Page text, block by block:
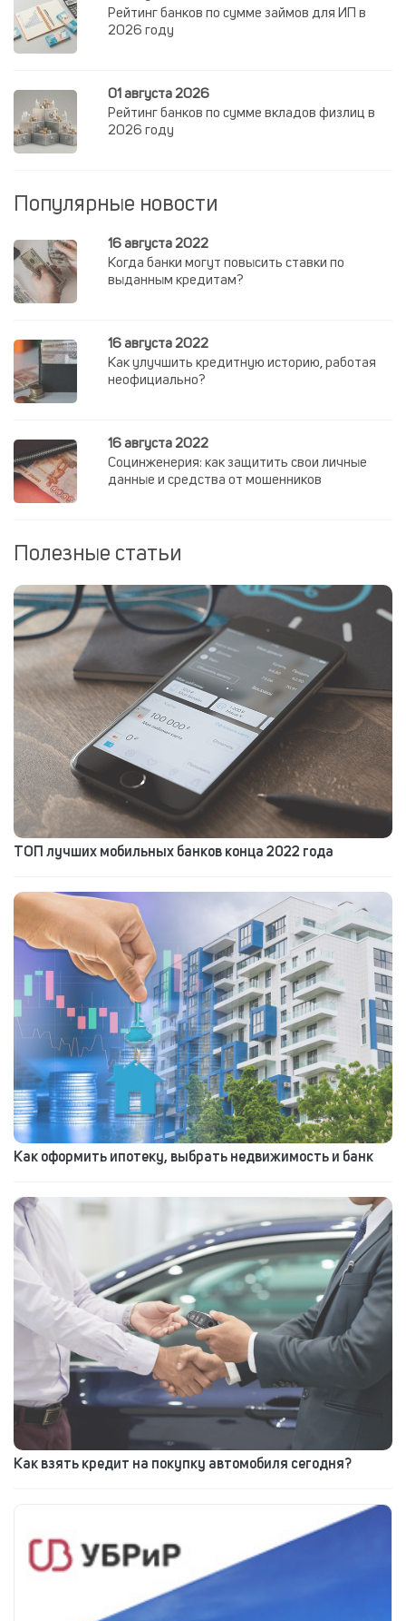
Рейтинг банков по сумме займов для ИП в
2026 году
01 августа 2026
Рейтинг банков по сумме вкладов физлиц в
2026 году
Популярные новости
16 августа 2022
Когда банки могут повысить ставки по
выданным кредитам?
16 августа 2022
Как улучшить кредитную историю, работая
неофициально?
16 августа 2022
Социнженерия: как защитить свои личные
данные и средства от мошенников
Полезные статьи
ТОП лучших мобильных банков конца 2022 года
Как оформить ипотеку, выбрать недвижимость и банк
Как взять кредит на покупку автомобиля сегодня?